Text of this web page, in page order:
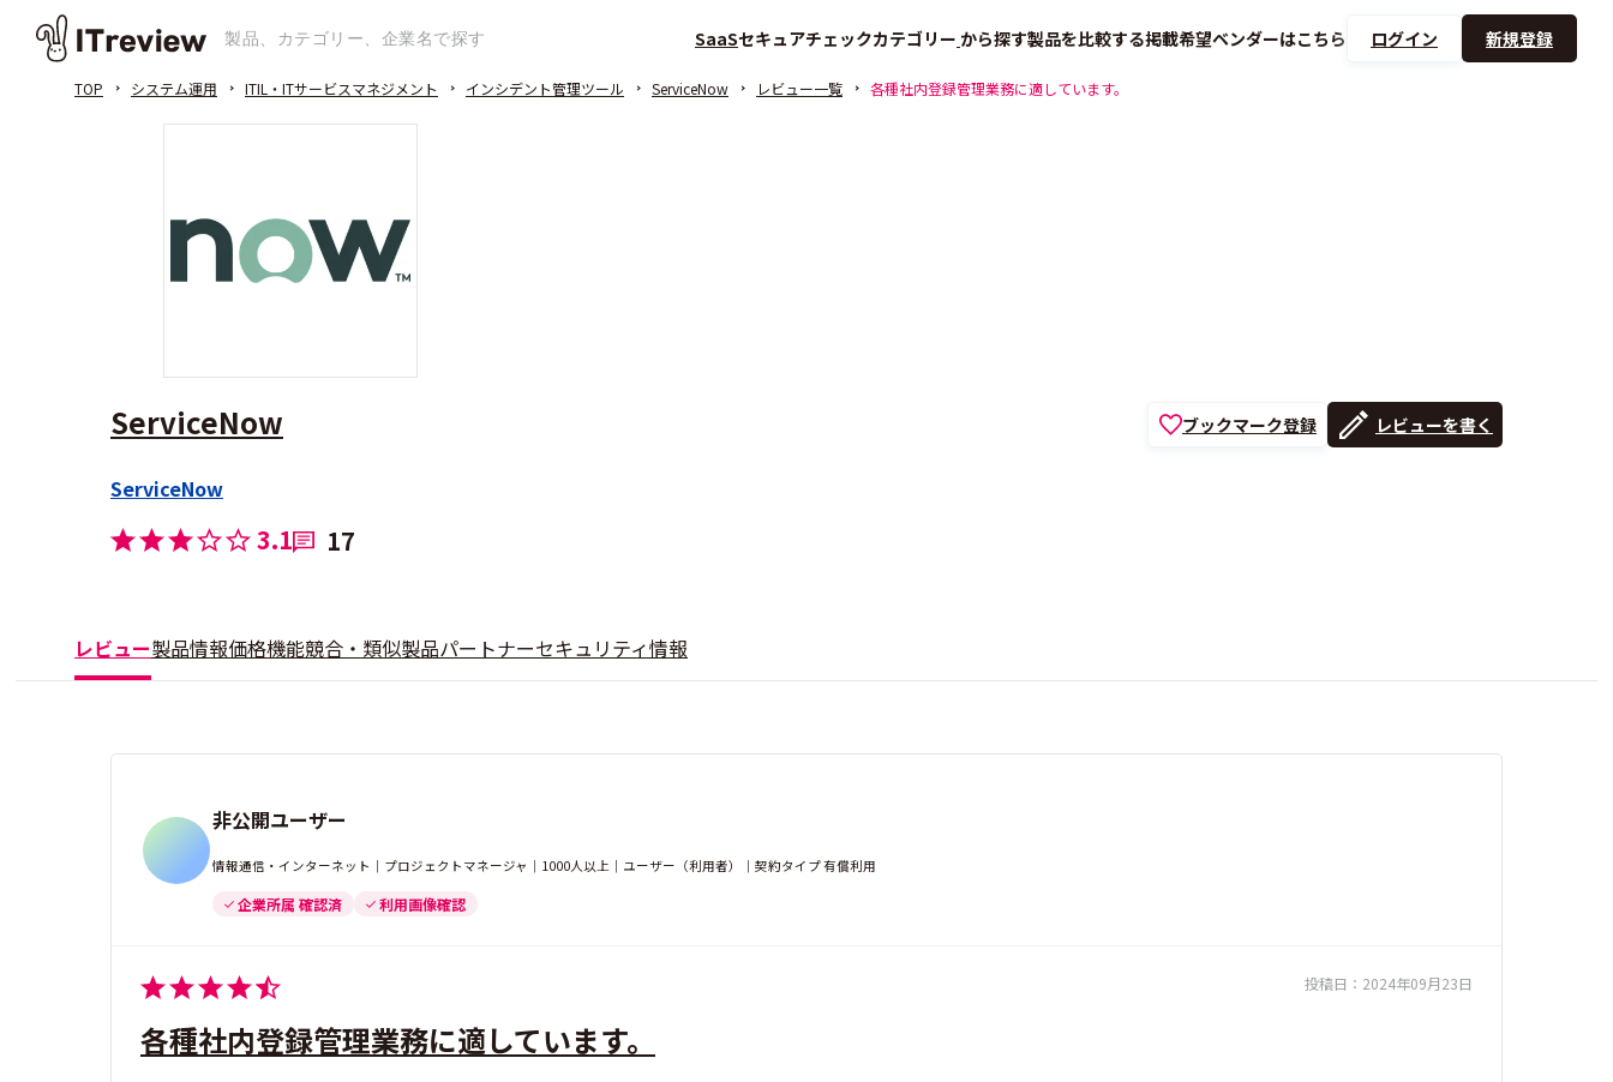
SaaSセキュアチェックカテゴリー から探す製品を比較する掲載希望ベンダーはこちら ログイン 新規登録
TOP システム運用 ITIL・ITサービスマネジメント インシデント管理ツール ServiceNow レビュー一覧 各種社内登録管理業務に適しています。
ServiceNow
ServiceNow
3.1 17
ブックマーク登録 レビューを書く
レビュー製品情報価格機能競合・類似製品パートナーセキュリティ情報
非公開ユーザー
情報通信・インターネット｜プロジェクトマネージャ｜1000人以上｜ユーザー（利用者）｜契約タイプ 有償利用
企業所属 確認済 利用画像確認
投稿日： 2024年09月23日
各種社内登録管理業務に適しています。